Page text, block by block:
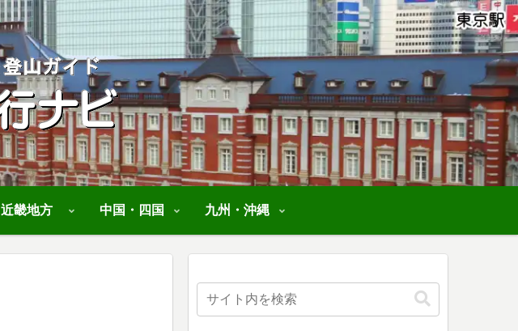
近畿地方 中国・四国 九州・沖縄